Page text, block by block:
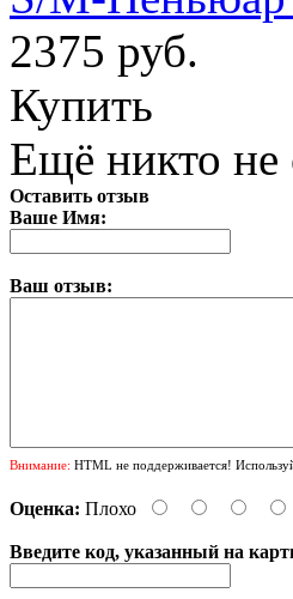
2375 руб.
Купить
Ещё никто не
Оставить отзыв
Ваше Имя:
Ваш отзыв:
Внимание: HTML не поддерживается!
Оценка: Плохо
Введите код, указанный на